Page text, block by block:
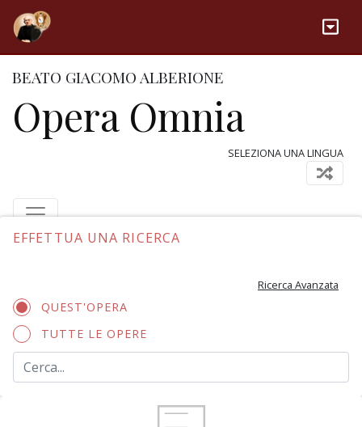
BEATO GIACOMO ALBERIONE
Opera Omnia
SELEZIONA UNA LINGUA
EFFETTUA UNA RICERCA
Ricerca Avanzata
QUEST'OPERA
TUTTE LE OPERE